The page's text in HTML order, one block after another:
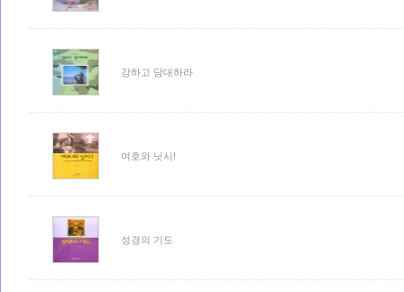
강하고 담대하라
여호와 닛시!
성경의 기도